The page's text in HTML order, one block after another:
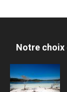
Notre